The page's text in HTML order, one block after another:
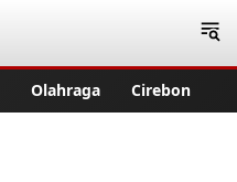
Olahraga Cirebon